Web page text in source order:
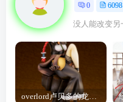
0 6098
overlord卢贝多的龙王谁厉害 「Overlord」露普斯蕾琪娜·贝塔手办开订